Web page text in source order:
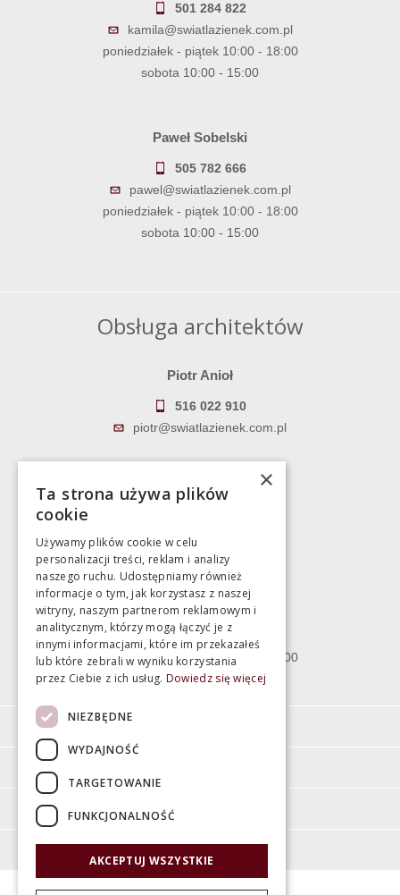
501 284 822
kamila@swiatlazienek.com.pl
poniedziałek - piątek 10:00 - 18:00
sobota 10:00 - 15:00
Paweł Sobelski
505 782 666
pawel@swiatlazienek.com.pl
poniedziałek - piątek 10:00 - 18:00
sobota 10:00 - 15:00
Obsługa architektów
Piotr Anioł
516 022 910
piotr@swiatlazienek.com.pl
783 043 083
Magazyn
Bartycka 24/26 Hala 100
00-716 Warszawa
poniedziałek - piątek 10:00 - 18:00
sobota 10:00 - 15:00
Moje konto
O firmie
×
Ta strona używa plików
cookie
Używamy plików cookie w celu
personalizacji treści, reklam i analizy
naszego ruchu. Udostępniamy również
informacje o tym, jak korzystasz z naszej
witryny, naszym partnerom reklamowym i
analitycznym, którzy mogą łączyć je z
innymi informacjami, które im przekazałeś
lub które zebrali w wyniku korzystania
przez Ciebie z ich usług. Dowiedz się więcej
NIEZBĘDNE
WYDAJNOŚĆ
TARGETOWANIE
FUNKCJONALNOŚĆ
AKCEPTUJ WSZYSTKIE